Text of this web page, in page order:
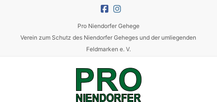
content
Pro Niendorfer Gehege
Verein zum Schutz des Niendorfer Geheges und der umliegenden
Feldmarken e. V.